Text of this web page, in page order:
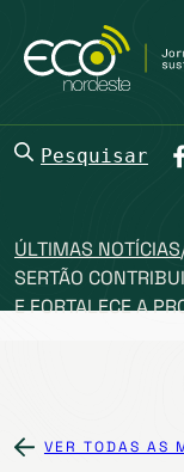
Pesquisar
ÚLTIMAS NOTÍCIAS
SERTÃO
E FORTALECE A
VER TODAS AS